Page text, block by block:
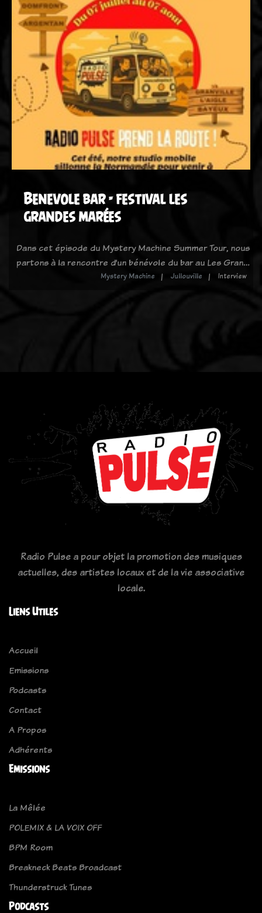
Benevole bar - festival les
grandes marées
Dans cet épisode du Mystery Machine Summer Tour, nous
partons à la rencontre d’un bénévole du bar au Les Gran…
Mystery Machine Jullouville Interview
Radio Pulse a pour objet la promotion des musiques
actuelles, des artistes locaux et de la vie associative
locale.
Liens Utiles
Accueil
Emissions
Podcasts
Contact
A Propos
Adhérents
Emissions
La Mêlée
POLEMIX & LA VOIX OFF
BPM Room
Breakneck Beats Broadcast
Thunderstruck Tunes
Podcasts